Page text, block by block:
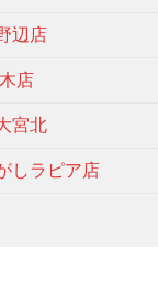
辺店
店
宮北
しラピア店